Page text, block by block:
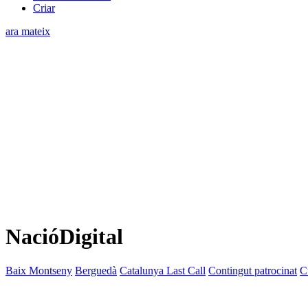
Criar
ara mateix
NacióDigital
Baix Montseny Berguedà Catalunya Last Call Contingut patrocinat